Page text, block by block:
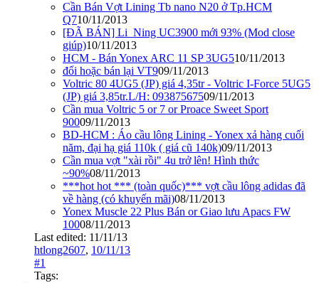
Cần Bán Vợt Lining Tb nano N20 ở Tp.HCM
Q710/11/2013
[ĐÃ BÁN] Li_Ning UC3900 mới 93% (Mod close
giúp)10/11/2013
HCM - Bán Yonex ARC 11 SP 3UG510/11/2013
đổi hoặc bán lại VT909/11/2013
Voltric 80 4UG5 (JP) giá 4,35tr - Voltric I-Force 5UG5
(JP) giá 3,85tr.L/H: 09387567509/11/2013
Cần mua Voltric 5 or 7 or Proace Sweet Sport
90009/11/2013
BD-HCM : Áo cầu lông Lining - Yonex xả hàng cuối
năm, đại hạ giá 110k ( giá cũ 140k)09/11/2013
Cần mua vợt "xài rồi" 4u trở lên! Hình thức
~90%08/11/2013
***hot hot *** (toàn quốc)*** vợt cầu lông adidas đã
về hàng (có khuyến mãi)08/11/2013
Yonex Muscle 22 Plus Bán or Giao lưu Apacs FW
10008/11/2013
Last edited: 11/11/13
htlong2607, 10/11/13
#1
Tags: